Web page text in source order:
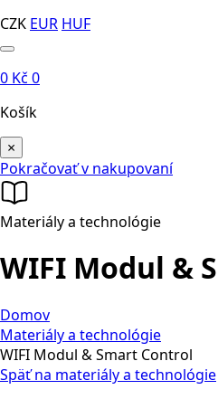
CZK EUR HUF
0 Kč 0
Košík
×
Pokračovať v nakupovaní
Materiály a technológie
WIFI Modul &
Domov
Materiály a technológie
WIFI Modul & Smart Control
Späť na materiály a technológie